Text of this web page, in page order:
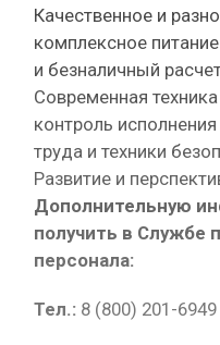
Качественное и
комплексное
и безналичный
Современная
контроль
труда и техники
Развитие и
Дополнительную
получить в Службе
персонала:
Тел.: 8 (800) 201-